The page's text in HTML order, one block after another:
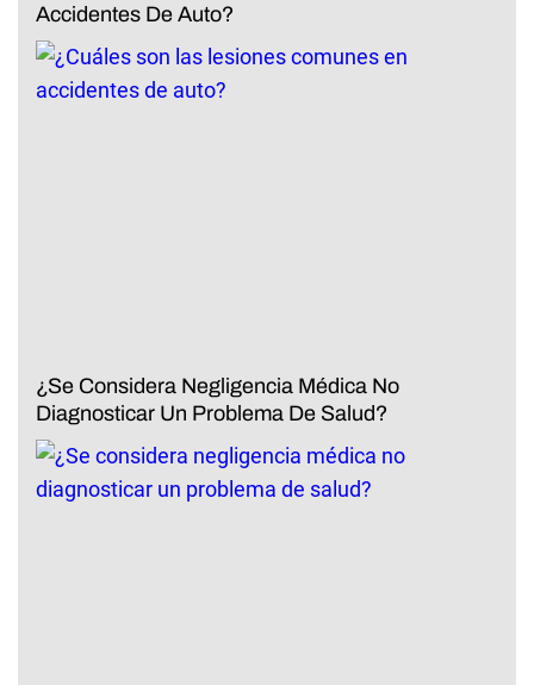
Accidentes De Auto?
¿Se Considera Negligencia Médica No
Diagnosticar Un Problema De Salud?